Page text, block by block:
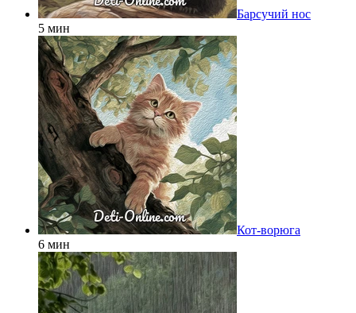
Барсучий нос
5 мин
Кот-ворюга
6 мин